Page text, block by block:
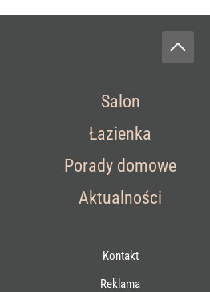
Salon
Łazienka
Porady domowe
Aktualności
Kontakt
Reklama